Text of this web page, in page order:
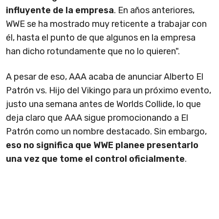
influyente de la empresa. En años anteriores,
WWE se ha mostrado muy reticente a trabajar con
él, hasta el punto de que algunos en la empresa
han dicho rotundamente que no lo quieren".
A pesar de eso, AAA acaba de anunciar Alberto El
Patrón vs. Hijo del Vikingo para un próximo evento,
justo una semana antes de Worlds Collide, lo que
deja claro que AAA sigue promocionando a El
Patrón como un nombre destacado. Sin embargo,
eso no significa que WWE planee presentarlo
una vez que tome el control oficialmente.